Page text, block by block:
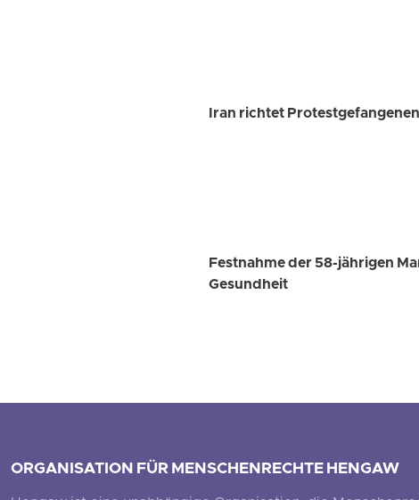
Iran richtet
Festnahme der 58-jährigen
Gesundheit
ORGANISATION FÜR MENSCHENRECHTE HENGAW